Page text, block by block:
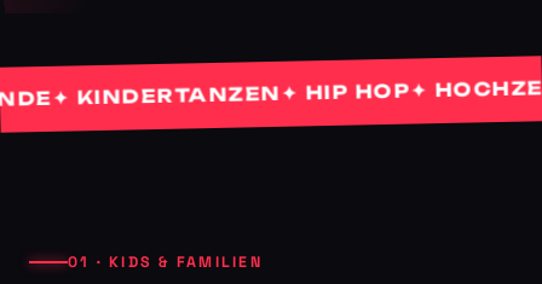
✦ KINDERTANZEN✦ HIP HOP✦
01 · KIDS & FAMILIEN